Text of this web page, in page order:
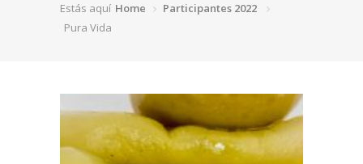
Participantes
Premios
Prensa
Estás aquí Home
Participantes 2022
Pura Vida